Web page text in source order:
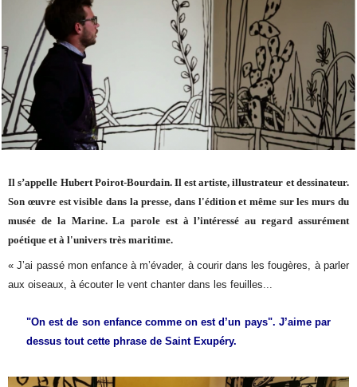
Il s’appelle Hubert Poirot-Bourdain. Il est artiste, illustrateur et dessinateur.
Son œuvre est visible dans la presse, dans l'édition et même sur les murs du
musée de la Marine. La parole est à l’intéressé au regard assurément
poétique et à l'univers très maritime.
« J’ai passé mon enfance à m’évader, à courir dans les fougères, à parler
aux oiseaux, à écouter le vent chanter dans les feuilles...
"On est de son enfance comme on est d’un pays". J’aime par
dessus tout cette phrase de Saint Exupéry.